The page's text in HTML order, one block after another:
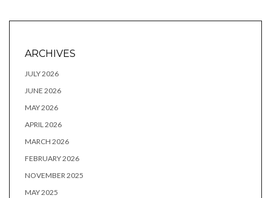
ARCHIVES
JULY 2026
JUNE 2026
MAY 2026
APRIL 2026
MARCH 2026
FEBRUARY 2026
NOVEMBER 2025
MAY 2025